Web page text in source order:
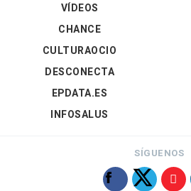
VÍDEOS
CHANCE
CULTURAOCIO
DESCONECTA
EPDATA.ES
INFOSALUS
SÍGUENOS